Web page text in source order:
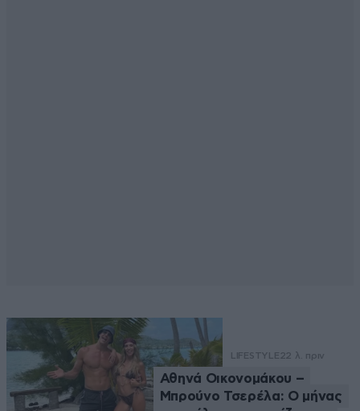
LIFESTYLE 22 λ. πριν
Αθηνά Οικονομάκου –
Μπρούνο Τσερέλα: Ο μήνας